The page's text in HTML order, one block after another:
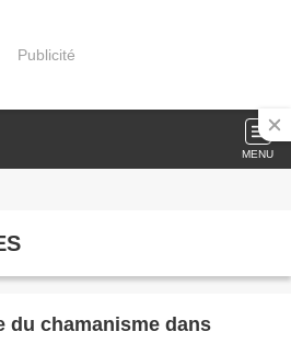
Publicité
MENU
du chamanisme dans